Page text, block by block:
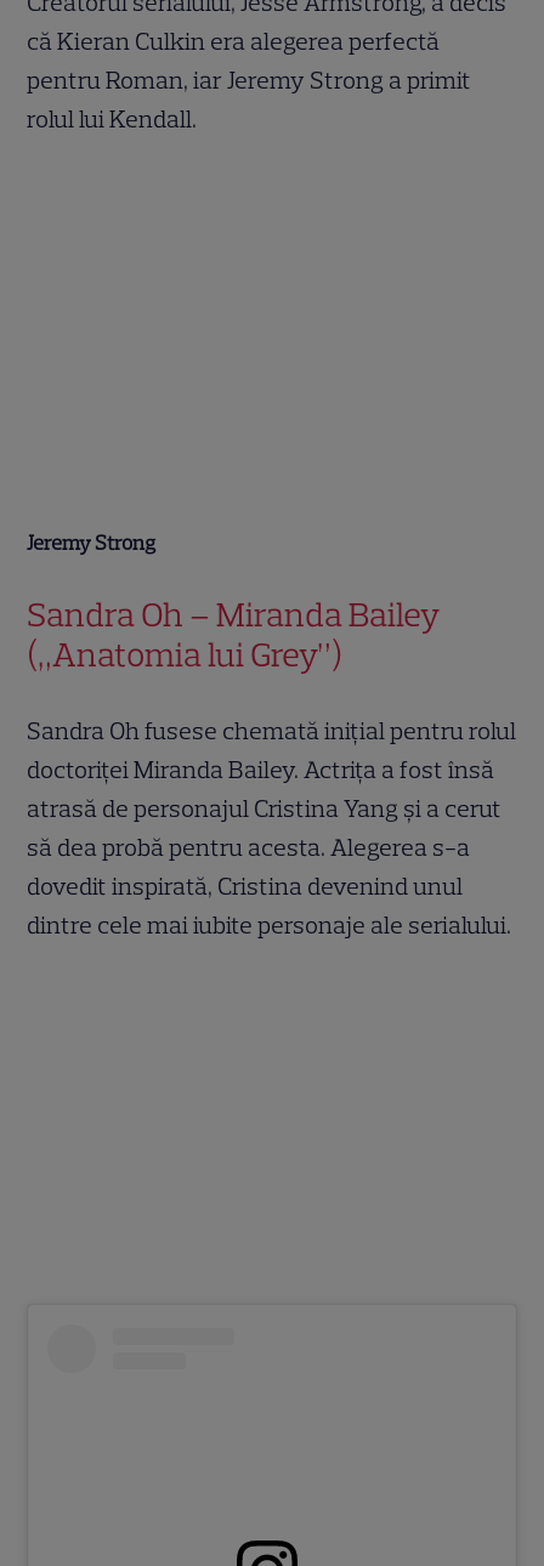
că Kieran Culkin era alegerea perfectă
pentru Roman, iar Jeremy Strong a primit
rolul lui Kendall.
Jeremy Strong
Sandra Oh – Miranda Bailey
(„Anatomia lui Grey”)
Sandra Oh fusese chemată inițial pentru rolul
doctoriței Miranda Bailey. Actrița a fost însă
atrasă de personajul Cristina Yang și a cerut
să dea probă pentru acesta. Alegerea s-a
dovedit inspirată, Cristina devenind unul
dintre cele mai iubite personaje ale serialului.